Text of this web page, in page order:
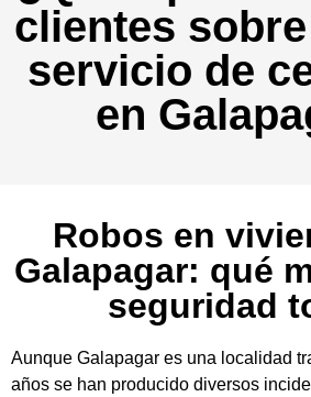
clientes
servicio de
en
Robos en
Galapagar: qué
seguridad
Aunque Galapagar es una localidad
años se han producido diversos